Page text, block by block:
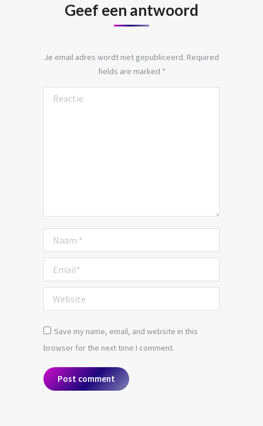
Geef een antwoord
Je email adres wordt niet gepubliceerd. Required
fields are marked *
Reactie
Naam *
Email *
Website
Save my name, email, and website in this
browser for the next time I comment.
Post comment